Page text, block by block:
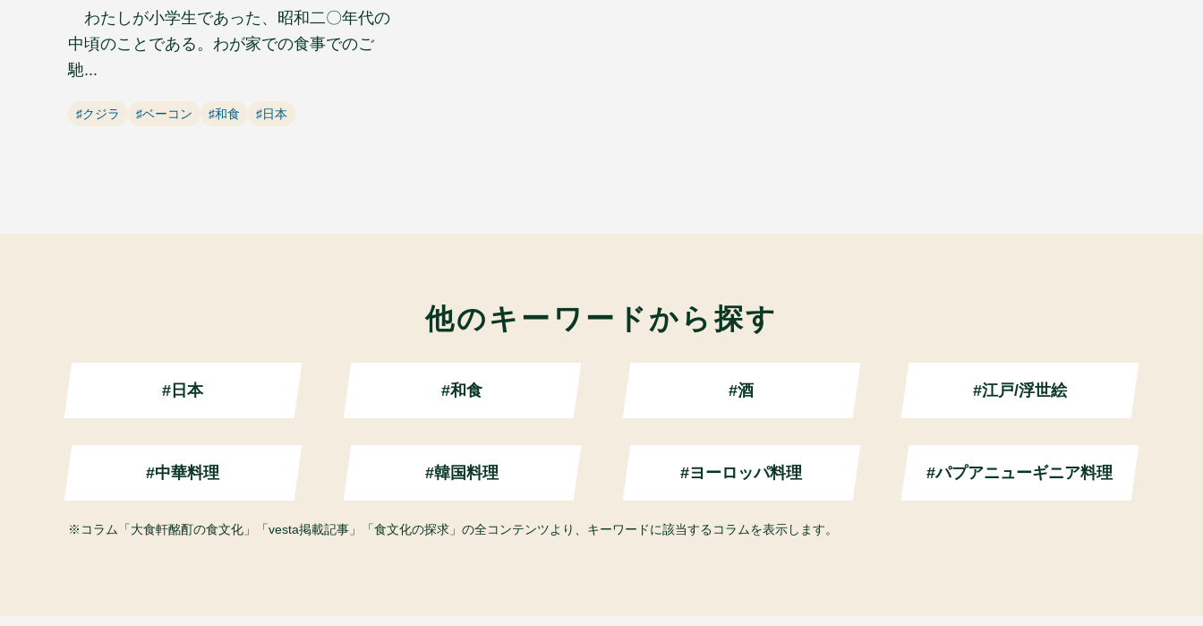
わたしが小学生であった、昭和二〇年代の
中頃のことである。わが家での食事でのご
馳...
♯クジラ ♯ベーコン ♯和食 ♯日本
他のキーワードから探す
#日本 #和食 #酒 #江戸/浮世絵
#中華料理 #韓国料理 #ヨーロッパ料理 #パプアニューギニア料理
コラム「大食軒酩酊の食文化」「vesta掲載記事」「食文化の探求」の全コンテンツより、キーワードに該当するコラムを表示します。